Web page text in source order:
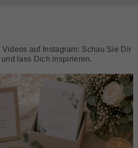
auf Instagram: Schau Sie Dir
lass Dich inspirieren.